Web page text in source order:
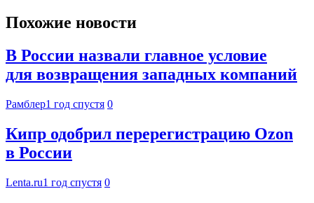
Похожие новости
В России назвали главное условие
для возвращения западных компаний
Рамблер1 год спустя 0
Кипр одобрил перерегистрацию Ozon
в России
Lenta.ru1 год спустя 0